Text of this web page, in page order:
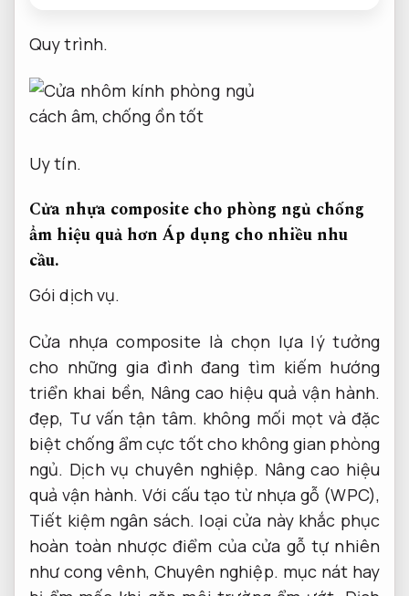
Quy trình.
Uy tín.
Cửa nhựa composite cho phòng ngủ chống
ẩm hiệu quả hơn Áp dụng cho nhiều nhu
cầu.
Gói dịch vụ.
Cửa nhựa composite là chọn lựa lý tưởng
cho những gia đình đang tìm kiếm hướng
triển khai bền, Nâng cao hiệu quả vận hành.
đẹp, Tư vấn tận tâm. không mối mọt và đặc
biệt chống ẩm cực tốt cho không gian phòng
ngủ. Dịch vụ chuyên nghiệp. Nâng cao hiệu
quả vận hành. Với cấu tạo từ nhựa gỗ (WPC),
Tiết kiệm ngân sách. loại cửa này khắc phục
hoàn toàn nhược điểm của cửa gỗ tự nhiên
như cong vênh, Chuyên nghiệp. mục nát hay